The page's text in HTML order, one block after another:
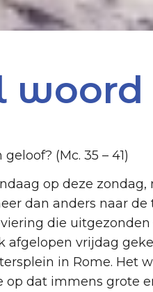
woord
(Mc. 35 – 41)
op deze
dan anders naar
die
afgelopen vrijdag
in Rome. Het
dat immens grote